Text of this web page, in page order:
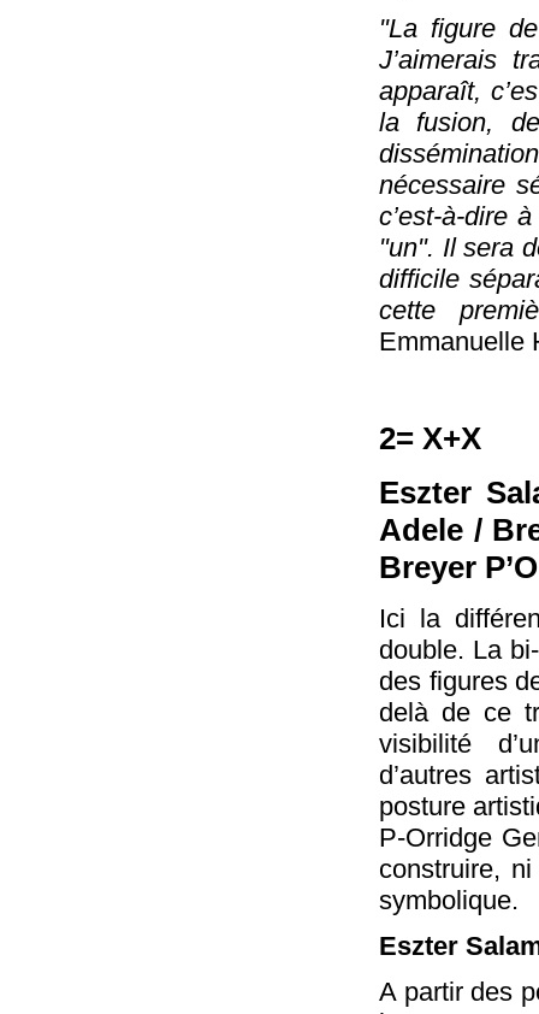
"La figure
J’aimerais
apparaît,
la fusion,
nécessaire
c’est-à-dire
"un". Il sera
difficile
cette
Emmanuelle
2= X+X
Eszter
Adele /
Breyer
Ici la
double. La
des figures
delà de ce
visibilité
d’autres
posture
P-Orridge
construire,
symbolique.
Eszter
A partir des